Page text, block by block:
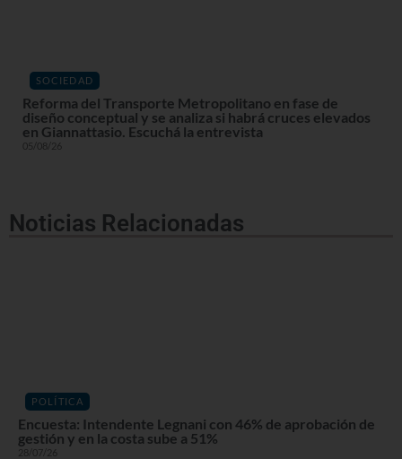
SOCIEDAD
Reforma del Transporte Metropolitano en fase de
diseño conceptual y se analiza si habrá cruces elevados
en Giannattasio. Escuchá la entrevista
05/08/26
Noticias Relacionadas
POLÍTICA
Encuesta: Intendente Legnani con 46% de aprobación de
gestión y en la costa sube a 51%
28/07/26